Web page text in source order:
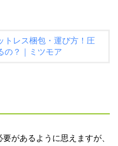
トレス梱包・運び方！圧
の？｜ミツモア
があるように思えますが、